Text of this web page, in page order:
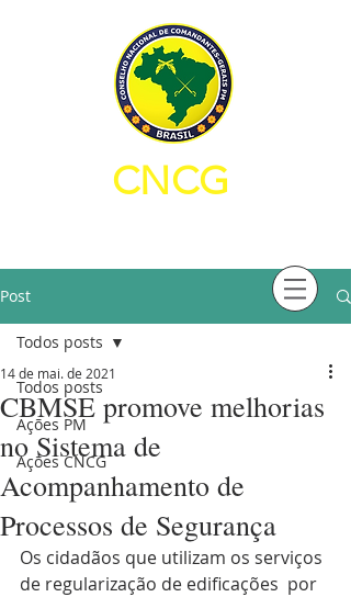
CNCG
Post
Todos posts
Ações PM
Ações CNCG
Todos posts
CBMSE promove melhorias
no Sistema de
Acompanhamento de
Processos de Segurança
14 de mai. de 2021
Os cidadãos que utilizam os serviços
de regularização de edificações  por